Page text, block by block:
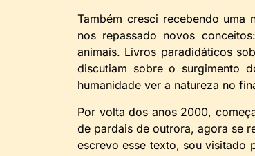
Também cresci recebendo uma
nos repassado novos
animais. Livros paradidáticos
discutiam sobre o surgimento
humanidade ver a natureza no
Por volta dos anos 2000,
de pardais de outrora, agora se
escrevo esse texto, sou visitado